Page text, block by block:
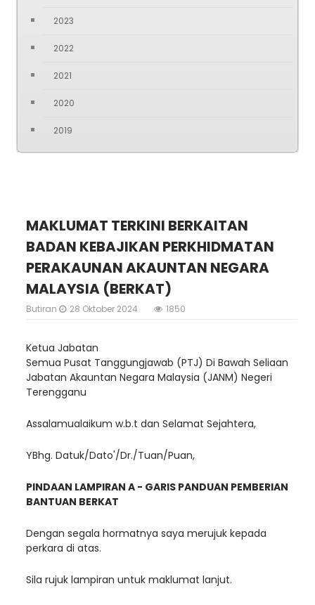
2023
2022
2021
2020
2019
MAKLUMAT TERKINI BERKAITAN
BADAN KEBAJIKAN PERKHIDMATAN
PERAKAUNAN AKAUNTAN NEGARA
MALAYSIA (BERKAT)
Butiran 28 Oktober 2024 1850
Ketua Jabatan
Semua Pusat Tanggungjawab (PTJ) Di Bawah Seliaan
Jabatan Akauntan Negara Malaysia (JANM) Negeri
Terengganu
Assalamualaikum w.b.t dan Selamat Sejahtera,
YBhg. Datuk/Dato'/Dr./Tuan/Puan,
PINDAAN LAMPIRAN A - GARIS PANDUAN PEMBERIAN
BANTUAN BERKAT
Dengan segala hormatnya saya merujuk kepada
perkara di atas.
Sila rujuk lampiran untuk maklumat lanjut.